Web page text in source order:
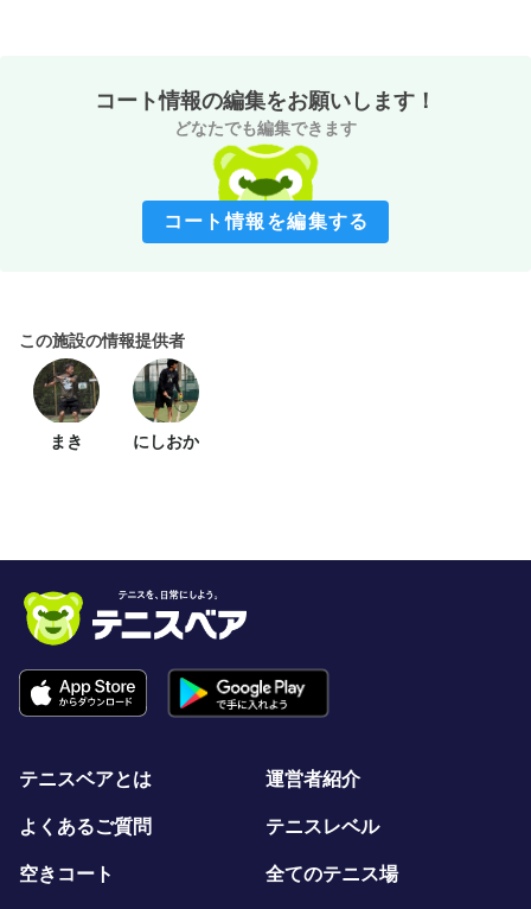
コート情報の編集をお願いします！
どなたでも編集できます
コート情報を編集する
この施設の情報提供者
まき にしおか
テニスベアとは 運営者紹介
よくあるご質問 テニスレベル
空きコート 全てのテニス場